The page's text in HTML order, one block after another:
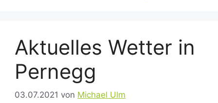
Aktuelles Wetter in
Pernegg
03.07.2021 von Michael Ulm